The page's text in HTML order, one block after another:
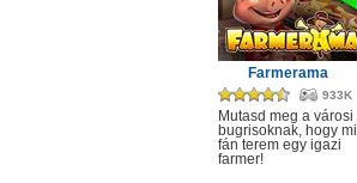
Farmerama
933K
Mutasd meg a városi
bugrisoknak, hogy mi
fán terem egy igazi
farmer!